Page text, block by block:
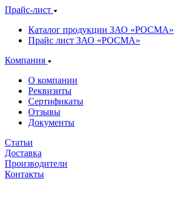
Прайс-лист
Каталог продукции ЗАО «РОСМА»
Прайс лист ЗАО «РОСМА»
Компания
О компании
Реквизиты
Сертификаты
Отзывы
Документы
Статьи
Доставка
Производители
Контакты